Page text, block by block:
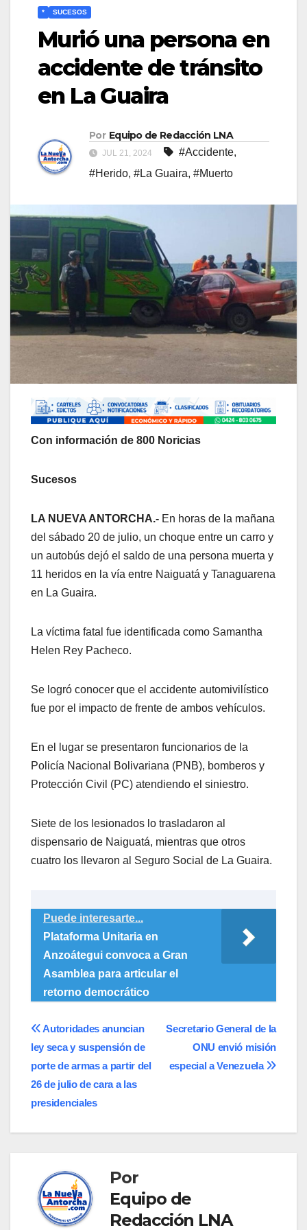
* SUCESOS
Murió una persona en
accidente de tránsito
en La Guaira
Por Equipo de Redacción LNA
JUL 21, 2024 #Accidente,
#Herido, #La Guaira, #Muerto
Con información de 800 Noricias
Sucesos
LA NUEVA ANTORCHA.- En horas de la mañana
del sábado 20 de julio, un choque entre un carro y
un autobús dejó el saldo de una persona muerta y
11 heridos en la vía entre Naiguatá y Tanaguarena
en La Guaira.
La víctima fatal fue identificada como Samantha
Helen Rey Pacheco.
Se logró conocer que el accidente automivilístico
fue por el impacto de frente de ambos vehículos.
En el lugar se presentaron funcionarios de la
Policía Nacional Bolivariana (PNB), bomberos y
Protección Civil (PC) atendiendo el siniestro.
Siete de los lesionados lo trasladaron al
dispensario de Naiguatá, mientras que otros
cuatro los llevaron al Seguro Social de La Guaira.
Puede interesarte...
Plataforma Unitaria en
Anzoátegui convoca a Gran
Asamblea para articular el
retorno democrático
Navegación
de
entradas
Secretario General de la
ONU envió misión
especial a Venezuela
Autoridades anuncian
ley seca y suspensión de
porte de armas a partir del
26 de julio de cara a las
presidenciales
Por
Equipo de
Redacción LNA